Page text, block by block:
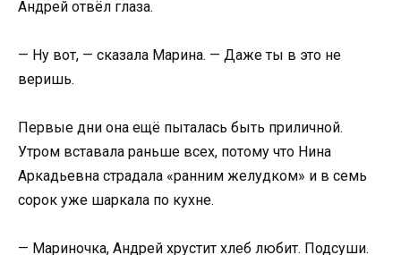
Андрей отвёл глаза.
— Ну вот, — сказала Марина. — Даже ты в это не
веришь.
Первые дни она ещё пыталась быть приличной.
Утром вставала раньше всех, потому что Нина
Аркадьевна страдала «ранним желудком» и в семь
сорок уже шаркала по кухне.
— Мариночка, Андрей хрустит хлеб любит. Подсуши.